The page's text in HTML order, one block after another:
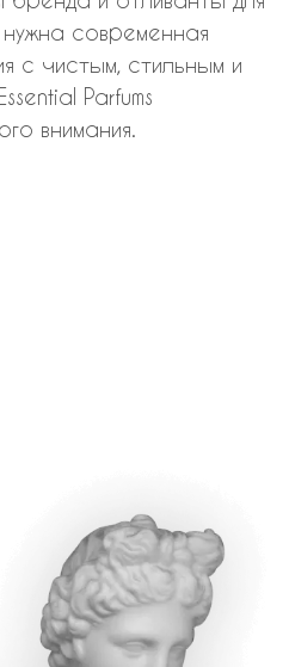
современная
с чистым, стильным и
Parfums
внимания.